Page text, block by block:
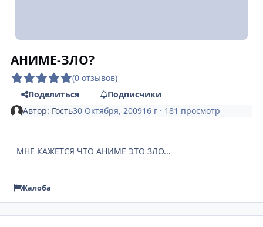
АНИМЕ-ЗЛО?
(0 отзывов)
Поделиться
Подписчики
Автор: Гость30 Октября, 200916 г · 181 просмотр
МНЕ КАЖЕТСЯ ЧТО АНИМЕ ЭТО ЗЛО...
Жалоба